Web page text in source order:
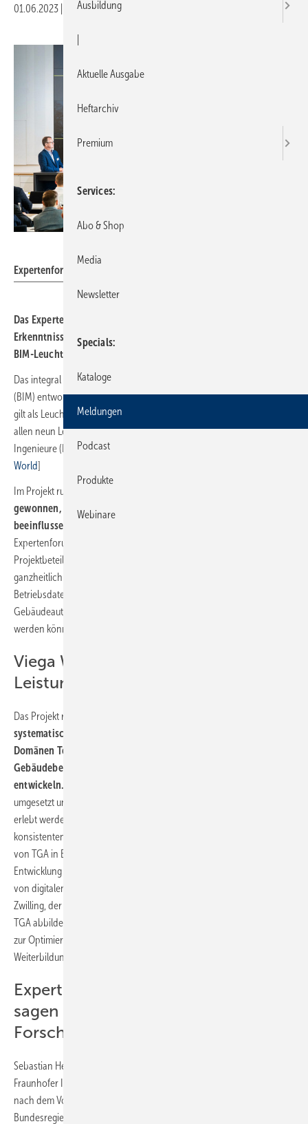
01.06.2023 Druckvorschau
Expertenforum Energie Digital in der Viega World am 16.05.2023.
Das Expertenforum Energie.Digital präsentierte wichtige
Erkenntnisse für das digitale Bauen und Nachhaltigkeit aus dem
BIM-Leuchtturmprojekt „Viega World“.
Das integral mit der Planungsmethodik Building Information Modeling
(BIM) entworfene und realisierte Weiterbildungszentrum „Viega World“
gilt als Leuchtturmprojekt für digitales Bauen und Nachhaltigkeit in
allen neun Leistungsphasen der Honorarordnung für Architekten und
Ingenieure (HOAI). [→ siehe
World]
Im Projekt rund um die Viega World wurden
gewonnen, die die digitale Zukunft des Bauens wesentlich
beeinflussen werden:
Expertenforums Forschungsprojekt Energie.Digital zeigten die
Projektbeteiligten, wie gebäudetechnische Informationen
ganzheitlich in BIM abgebildet und wie mithilfe von „Linked Data“
Betriebsdaten des energetischen Monitorings aus der
Gebäudeautomation am Digitalen Zwilling in Echtzeit visualisiert
werden können.
Viega World: Digitaler Zwilling bildet
Leistungsdaten ab
Das Projekt realisierte das Ziel, eine
systematische Methode zur Verknüpfung und Integration der
Domänen Technische Gebäudeausrüstung (TGA) und
Gebäudebetrieb in Building Information Modeling (BIM) zu
entwickeln.
umgesetzt und kann zudem vor Ort in Attendorn eindrucksvoll live
erlebt werden. Das Projekt beinhaltete die Erarbeitung einer
konsistenten Repräsentation der energierelevanten Eigenschaften
von TGA in BIM, die Nutzung der Technologie „Linked Data“ sowie die
Entwicklung von Methoden zur deutlichen Reduktion der Komplexität
von digitalen Modellen der TGA. Im Ergebnis entstand ein Digitaler
Zwilling, der nicht nur die Leistungsdaten der „Viega World“ und der
TGA abbildet, sondern über ein lückenloses Monitoring gleichzeitig
zur Optimierung der energierelevanten Betriebsprozesse des
Weiterbildungszentrums genutzt werden kann.
Expertenforum Energie.Digital: Das
sagen die Experten zum
Forschungsprojekt
Sebastian Herkel, Leiter Geschäftsfeld Energieeffiziente Gebäude vom
Fraunhofer ISE, sah es beispielsweise als durchaus realistisch an, dass
nach dem Vorbild der „Viega World“ bereits 2045 die von der
Bundesregierung gewollte Klimaneutralität im Gebäudesektor erreicht
Ausbildung
Aktuelle Ausgabe
Heftarchiv
Premium
Services
Abo & Shop
Media
Newsletter
Specials
Kataloge
Meldungen
Podcast
Produkte
Webinare